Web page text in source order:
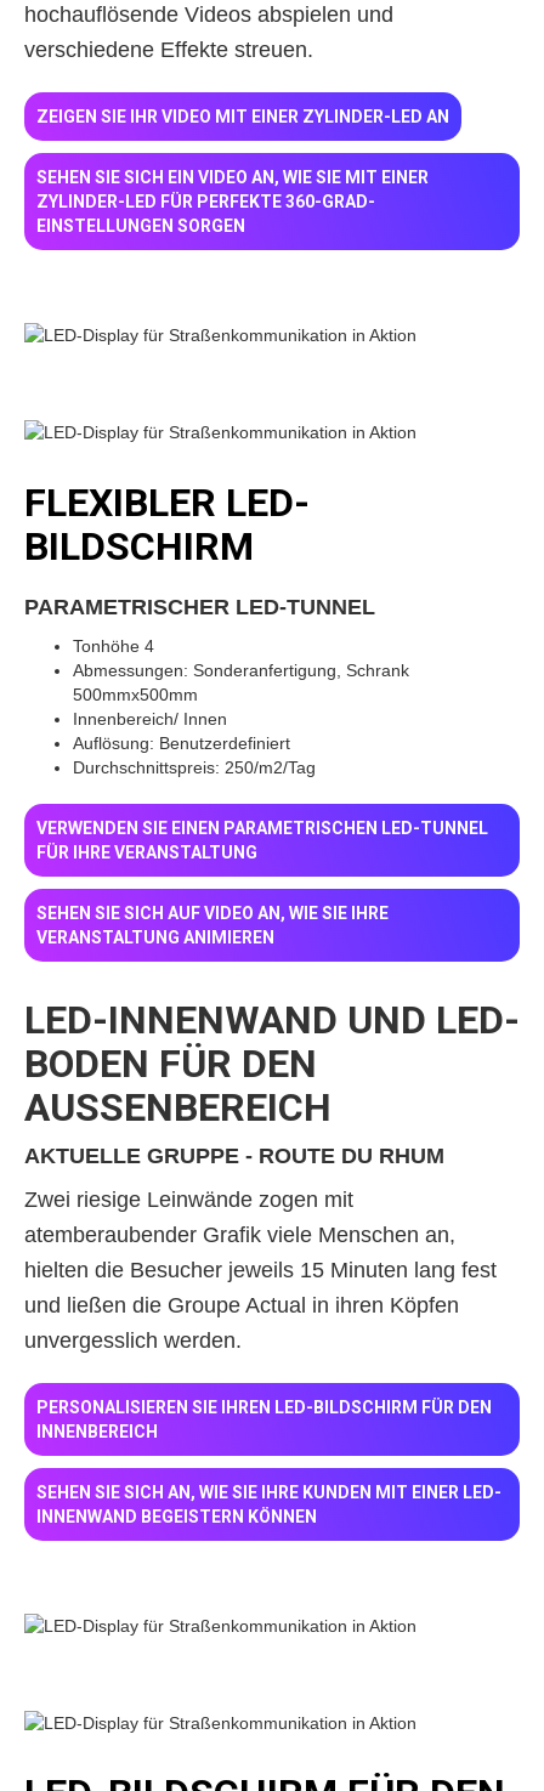
hochauflösende Videos abspielen und
verschiedene Effekte streuen.
ZEIGEN SIE IHR VIDEO MIT EINER ZYLINDER-LED AN
SEHEN SIE SICH EIN VIDEO AN, WIE SIE MIT EINER
ZYLINDER-LED FÜR PERFEKTE 360-GRAD-
EINSTELLUNGEN SORGEN
FLEXIBLER LED-
BILDSCHIRM
PARAMETRISCHER LED-TUNNEL
Tonhöhe 4
Abmessungen: Sonderanfertigung, Schrank
500mmx500mm
Innenbereich/ Innen
Auflösung: Benutzerdefiniert
Durchschnittspreis: 250/m2/Tag
VERWENDEN SIE EINEN PARAMETRISCHEN LED-TUNNEL
FÜR IHRE VERANSTALTUNG
SEHEN SIE SICH AUF VIDEO AN, WIE SIE IHRE
VERANSTALTUNG ANIMIEREN
LED-INNENWAND UND LED-
BODEN FÜR DEN
AUSSENBEREICH
AKTUELLE GRUPPE - ROUTE DU RHUM
Zwei riesige Leinwände zogen mit
atemberaubender Grafik viele Menschen an,
hielten die Besucher jeweils 15 Minuten lang fest
und ließen die Groupe Actual in ihren Köpfen
unvergesslich werden.
PERSONALISIEREN SIE IHREN LED-BILDSCHIRM FÜR DEN
INNENBEREICH
SEHEN SIE SICH AN, WIE SIE IHRE KUNDEN MIT EINER LED-
INNENWAND BEGEISTERN KÖNNEN